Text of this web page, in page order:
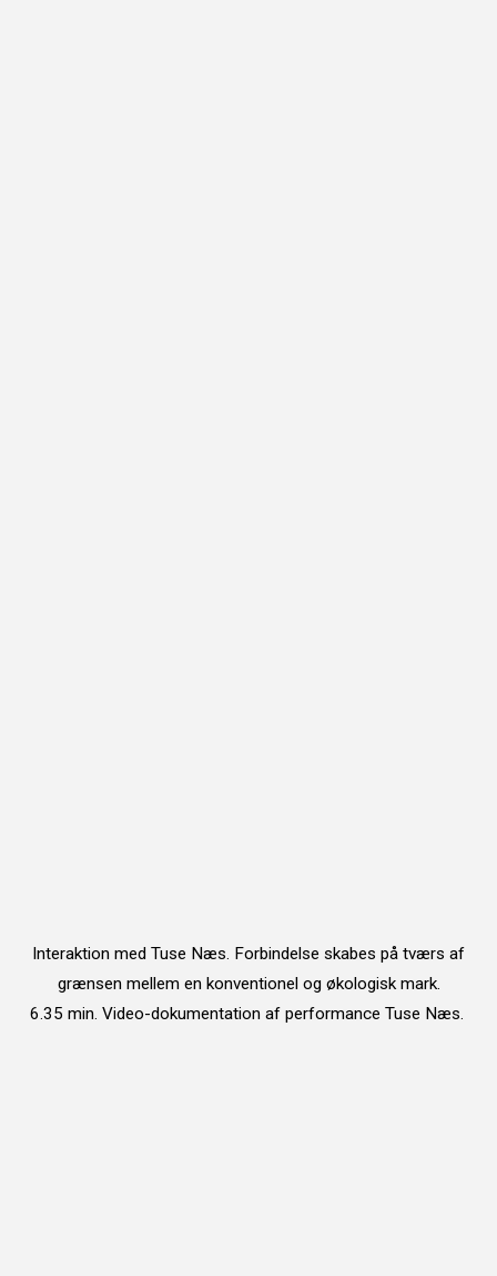
Interaktion med Tuse Næs. Forbindelse skabes på tværs af
grænsen mellem en konventionel og økologisk mark.
6.35 min. Video-dokumentation af performance Tuse Næs.